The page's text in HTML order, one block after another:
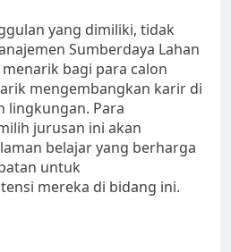
yang dimiliki, tidak
Sumberdaya Lahan
bagi para calon
mengembangkan karir di
lingkungan. Para
jurusan ini akan
belajar yang berharga
untuk
mereka di bidang ini.